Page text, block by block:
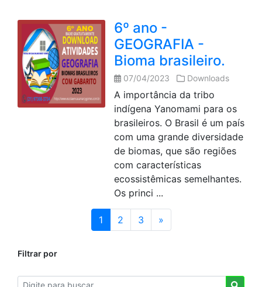
6º ano -
GEOGRAFIA -
Bioma brasileiro.
07/04/2023 Downloads
A importância da tribo
indígena Yanomami para os
brasileiros. O Brasil é um país
com uma grande diversidade
de biomas, que são regiões
com características
ecossistêmicas semelhantes.
Os princi ...
1 2 3 »
Filtrar por